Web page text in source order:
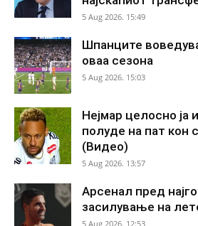
5 Aug 2026. 15:49
Шпанците
оваа сезона
5 Aug 2026. 15:03
Нејмар целосно ја
полуде на пат кон
(Видео)
5 Aug 2026. 13:57
Арсенал пред
засилување на
5 Aug 2026. 12:53